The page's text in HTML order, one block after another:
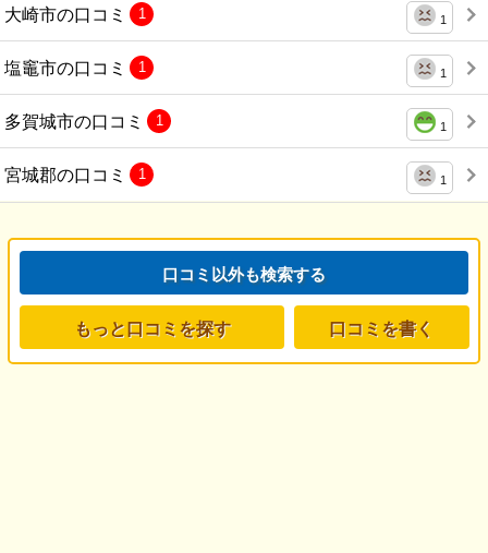
大崎市の口コミ 1
1
塩竈市の口コミ 1
1
多賀城市の口コミ 1
1
宮城郡の口コミ 1
1
口コミ以外も検索する
もっと口コミを探す 口コミを書く